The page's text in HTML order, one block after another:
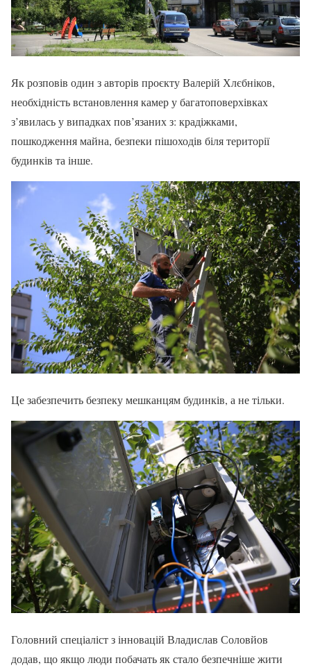
Як розповів один з авторів проєкту Валерій Хлєбніков,
необхідність встановлення камер у багатоповерхівках
з’явилась у випадках пов’язаних з: крадіжками,
пошкодження майна, безпеки пішоходів біля території
будинків та інше.
Це забезпечить безпеку мешканцям будинків, а не тільки.
Головний спеціаліст з інновацій Владислав Соловйов
додав, що якщо люди побачать як стало безпечніше жити